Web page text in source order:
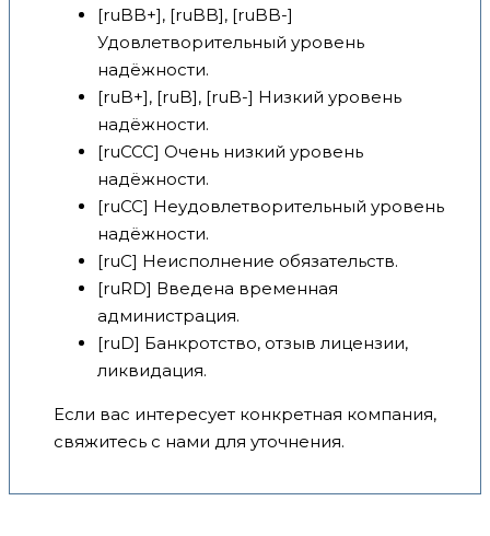
[ruBB+], [ruBB], [ruBB-]
Удовлетворительный уровень
надёжности.
[ruB+], [ruB], [ruB-] Низкий уровень
надёжности.
[ruCCC] Очень низкий уровень
надёжности.
[ruCC] Неудовлетворительный уровень
надёжности.
[ruC] Неисполнение обязательств.
[ruRD] Введена временная
администрация.
[ruD] Банкротство, отзыв лицензии,
ликвидация.
Если вас интересует конкретная компания,
свяжитесь с нами для уточнения.